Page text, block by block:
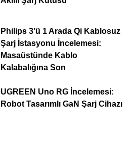
Philips 3’ü 1 Arada Qi Kablosuz
Şarj İstasyonu İncelemesi:
Masaüstünde Kablo
Kalabalığına Son
UGREEN Uno RG İncelemesi:
Robot Tasarımlı GaN Şarj Cihazı